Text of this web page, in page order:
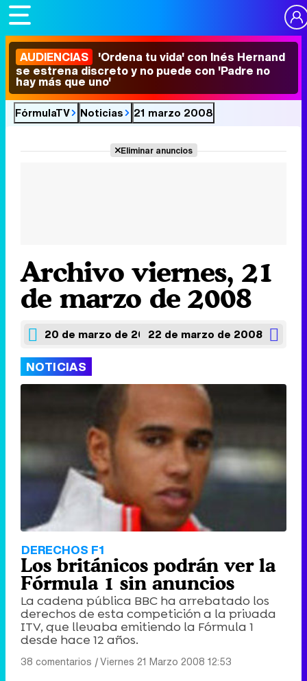
AUDIENCIAS 'Ordena tu vida' con Inés Hernand
se estrena discreto y no puede con 'Padre no
hay más que uno'
FórmulaTV Noticias 21 marzo 2008
Eliminar anuncios
Archivo viernes, 21
de marzo de 2008
20 de marzo de 200822 de marzo de 2008
NOTICIAS
DERECHOS F1
Los británicos podrán ver la
Fórmula 1 sin anuncios
La cadena pública BBC ha arrebatado los
derechos de esta competición a la privada
ITV, que llevaba emitiendo la Fórmula 1
desde hace 12 años.
38 comentarios |Viernes 21 Marzo 2008 12:53